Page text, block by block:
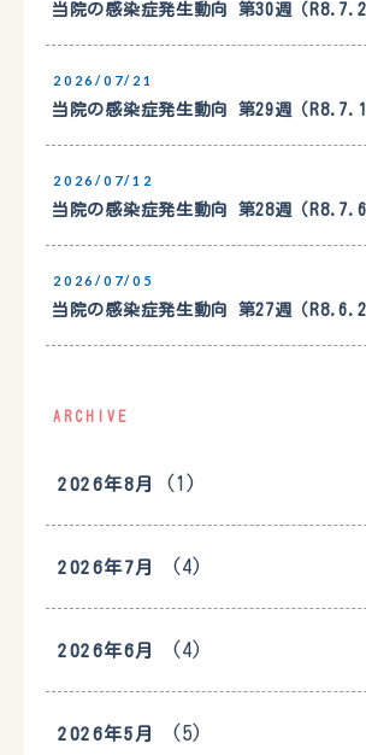
当院の感染症発生動向 第30週（
2026/07/21
当院の感染症発生動向 第29週（
2026/07/12
当院の感染症発生動向 第28週（R8.7.6
2026/07/05
当院の感染症発生動向 第27週（
ARCHIVE
2026年8月 (1)
2026年7月 (4)
2026年6月 (4)
2026年5月 (5)